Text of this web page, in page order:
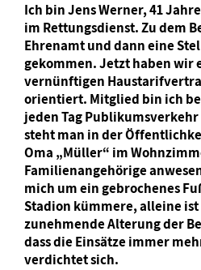
Ich bin Jens Werner, 41
im Rettungsdienst. Zu dem
Ehrenamt und dann eine
gekommen. Jetzt haben wir
vernünftigen
orientiert. Mitglied bin ich
jeden Tag
steht man in der
Oma „Müller“ im
Familienangehörige
mich um ein gebrochenes
Stadion kümmere, alleine ist
zunehmende Alterung der
dass die Einsätze immer
verdichtet sich.